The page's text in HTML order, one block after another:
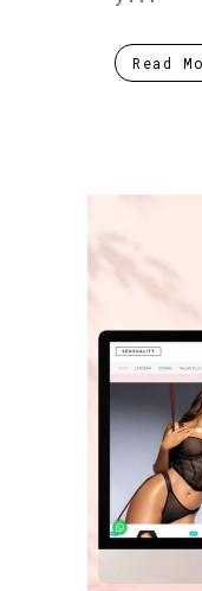
Read